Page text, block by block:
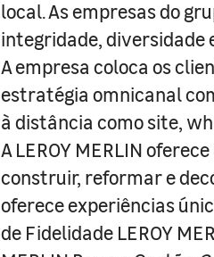
local. As empresas do
integridade, diversidade
A empresa coloca os
estratégia omnicanal
à distância como site,
A LEROY MERLIN
construir, reformar e
oferece experiências
de Fidelidade LEROY